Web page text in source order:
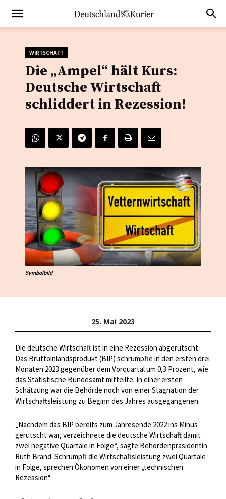
WIRTSCHAFT
Die „Ampel“ hält Kurs:
Deutsche Wirtschaft
schliddert in Rezession!
Symbolbild
25. Mai 2023
Die deutsche Wirtschaft ist in eine Rezession abgerutscht.
Das Bruttoinlandsprodukt (BIP) schrumpfte in den ersten drei
Monaten 2023 gegenüber dem Vorquartal um 0,3 Prozent, wie
das Statistische Bundesamt mitteilte. In einer ersten
Schätzung war die Behörde noch von einer Stagnation der
Wirtschaftsleistung zu Beginn des Jahres ausgegangenen.
„Nachdem das BIP bereits zum Jahresende 2022 ins Minus
gerutscht war, verzeichnete die deutsche Wirtschaft damit
zwei negative Quartale in Folge“, sagte Behördenpräsidentin
Ruth Brand. Schrumpft die Wirtschaftsleistung zwei Quartale
in Folge, sprechen Ökonomen von einer „technischen
Rezession“.